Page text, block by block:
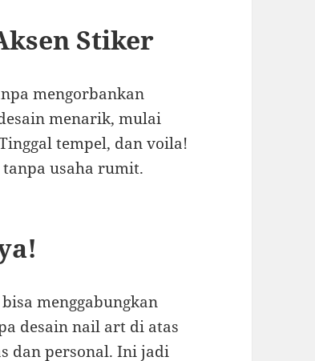
Stiker
mengorbankan
menarik, mulai
tempel, dan voila!
usaha rumit.
menggabungkan
desain nail art di atas
dan personal. Ini jadi